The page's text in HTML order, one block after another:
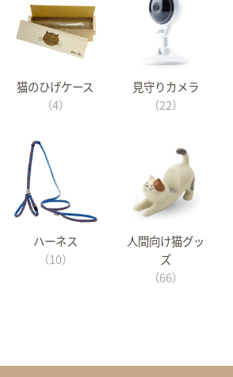
猫のひげケース
（4）
見守りカメラ
（22）
ハーネス
（10）
人間向け猫グッ
ズ
（66）